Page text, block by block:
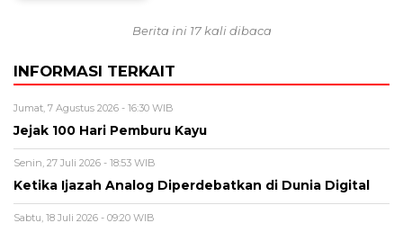
Berita ini 17 kali dibaca
INFORMASI TERKAIT
Jumat, 7 Agustus 2026 - 16:30 WIB
Jejak 100 Hari Pemburu Kayu
Senin, 27 Juli 2026 - 18:53 WIB
Ketika Ijazah Analog Diperdebatkan di Dunia Digital
Sabtu, 18 Juli 2026 - 09:20 WIB